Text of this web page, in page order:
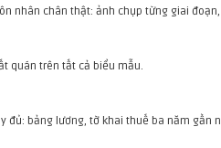
nhân chân thật: ảnh chụp từng giai
quán trên tất cả biểu mẫu.
đủ: bảng lương, tờ khai thuế ba năm gần